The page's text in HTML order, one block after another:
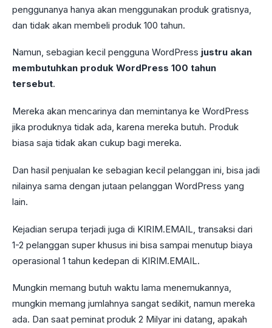
penggunanya hanya akan menggunakan produk gratisnya,
dan tidak akan membeli produk 100 tahun.
Namun, sebagian kecil pengguna WordPress justru akan
membutuhkan produk WordPress 100 tahun
tersebut.
Mereka akan mencarinya dan memintanya ke WordPress
jika produknya tidak ada, karena mereka butuh. Produk
biasa saja tidak akan cukup bagi mereka.
Dan hasil penjualan ke sebagian kecil pelanggan ini, bisa jadi
nilainya sama dengan jutaan pelanggan WordPress yang
lain.
Kejadian serupa terjadi juga di KIRIM.EMAIL, transaksi dari
1-2 pelanggan super khusus ini bisa sampai menutup biaya
operasional 1 tahun kedepan di KIRIM.EMAIL.
Mungkin memang butuh waktu lama menemukannya,
mungkin memang jumlahnya sangat sedikit, namun mereka
ada. Dan saat peminat produk 2 Milyar ini datang, apakah